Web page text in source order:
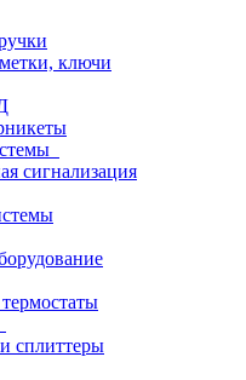
ключи
сигнализация
сплиттеры